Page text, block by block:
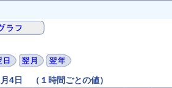
4日 （１時間ごとの値）